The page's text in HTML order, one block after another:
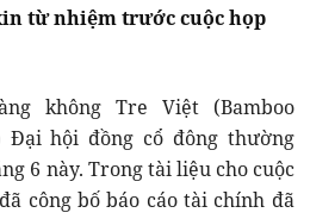
từ nhiệm trước cuộc họp
không Tre Việt (Bamboo
hội đồng cổ đông thường
6 này. Trong tài liệu cho cuộc
công bố báo cáo tài chính đã